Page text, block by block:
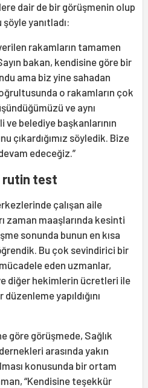
dair de bir görüşmenin olup
yanıtladı:
rakamların tamamen
bakan, kendisine göre bir
ama biz yine sahadan
o rakamların çok
ve aynı
belediye başkanlarının
çıkardığımız söyledik. Bize
edeceğiz.”
rutin test
çalışan aile
zaman maaşlarında kesinti
sonunda bunun en kısa
Bu çok sevindirici bir
eden uzmanlar,
diğer hekimlerin ücretleri ile
yapıldığını
göre görüşmede, Sağlık
arasında yakın
konusunda bir ortam
“Kendisine teşekkür